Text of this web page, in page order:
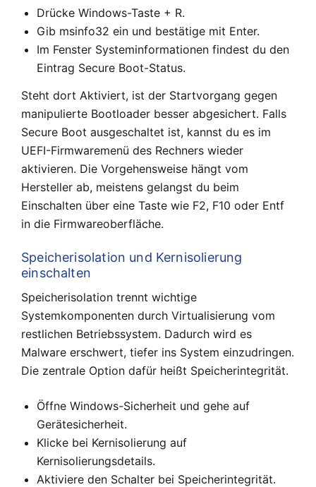
Drücke Windows-Taste + R.
Gib msinfo32 ein und bestätige mit Enter.
Im Fenster Systeminformationen findest du den
Eintrag Secure Boot-Status.
Steht dort Aktiviert, ist der Startvorgang gegen
manipulierte Bootloader besser abgesichert. Falls
Secure Boot ausgeschaltet ist, kannst du es im
UEFI-Firmwaremenü des Rechners wieder
aktivieren. Die Vorgehensweise hängt vom
Hersteller ab, meistens gelangst du beim
Einschalten über eine Taste wie F2, F10 oder Entf
in die Firmwareoberfläche.
Speicherisolation und Kernisolierung
einschalten
Speicherisolation trennt wichtige
Systemkomponenten durch Virtualisierung vom
restlichen Betriebssystem. Dadurch wird es
Malware erschwert, tiefer ins System einzudringen.
Die zentrale Option dafür heißt Speicherintegrität.
Öffne Windows-Sicherheit und gehe auf
Gerätesicherheit.
Klicke bei Kernisolierung auf
Kernisolierungsdetails.
Aktiviere den Schalter bei Speicherintegrität.